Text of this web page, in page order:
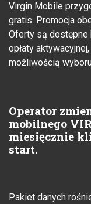
Virgin Mobile
gratis. Promocja
Oferty są dostępne
opłaty
możliwością
Operator
mobilnego
miesięcznie
start.
Pakiet danych